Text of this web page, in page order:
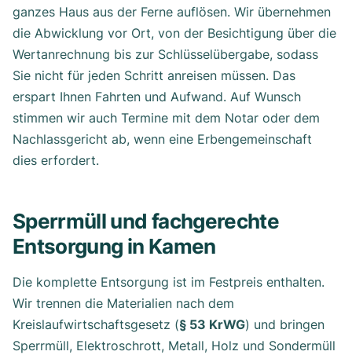
ganzes Haus aus der Ferne auflösen. Wir übernehmen
die Abwicklung vor Ort, von der Besichtigung über die
Wertanrechnung bis zur Schlüsselübergabe, sodass
Sie nicht für jeden Schritt anreisen müssen. Das
erspart Ihnen Fahrten und Aufwand. Auf Wunsch
stimmen wir auch Termine mit dem Notar oder dem
Nachlassgericht ab, wenn eine Erbengemeinschaft
dies erfordert.
Sperrmüll und fachgerechte
Entsorgung in Kamen
Die komplette Entsorgung ist im Festpreis enthalten.
Wir trennen die Materialien nach dem
Kreislaufwirtschaftsgesetz (§ 53 KrWG) und bringen
Sperrmüll, Elektroschrott, Metall, Holz und Sondermüll